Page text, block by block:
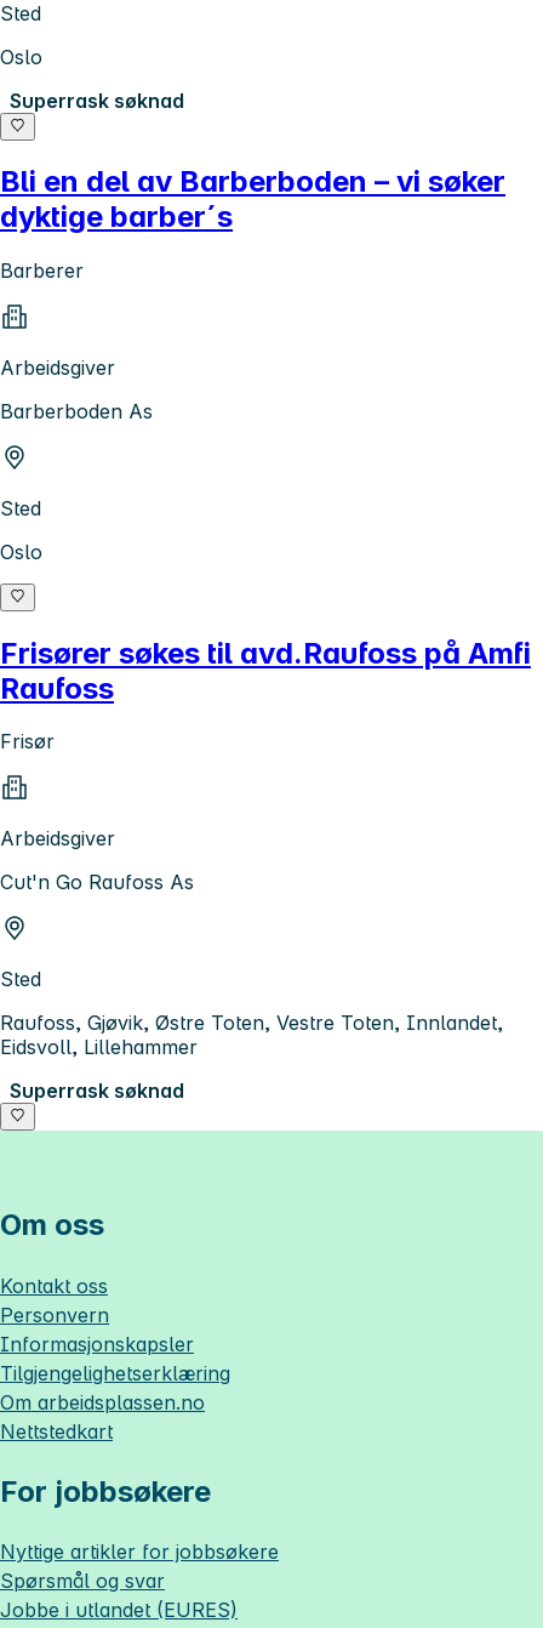
Sted
Oslo
Superrask søknad
Bli en del av Barberboden – vi søker
dyktige barber´s
Barberer
Arbeidsgiver
Barberboden As
Sted
Oslo
Frisører søkes til avd.Raufoss på Amfi
Raufoss
Frisør
Arbeidsgiver
Cut'n Go Raufoss As
Sted
Raufoss, Gjøvik, Østre Toten, Vestre Toten, Innlandet,
Eidsvoll, Lillehammer
Superrask søknad
Om oss
Kontakt oss
Personvern
Informasjonskapsler
Tilgjengelighetserklæring
Om arbeidsplassen.no
Nettstedkart
For jobbsøkere
Nyttige artikler for jobbsøkere
Spørsmål og svar
Jobbe i utlandet (EURES)